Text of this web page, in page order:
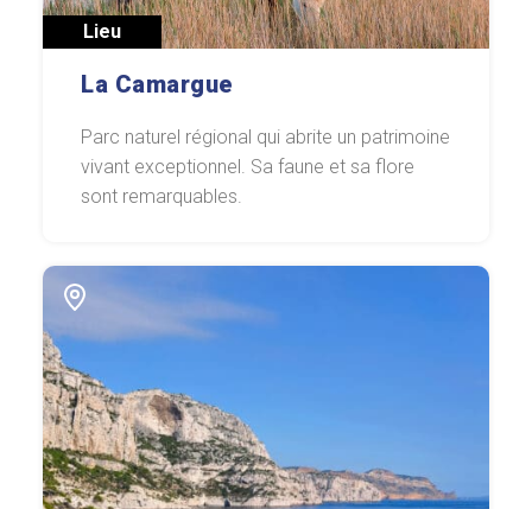
Lieu
La Camargue
Parc naturel régional qui abrite un patrimoine
vivant exceptionnel. Sa faune et sa flore
sont remarquables.